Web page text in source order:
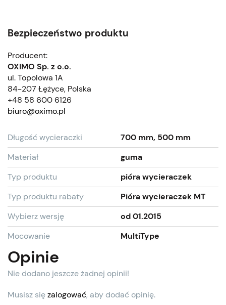
Bezpieczeństwo produktu
Producent:
OXIMO Sp. z o.o.
ul. Topolowa 1A
84-207 Łężyce, Polska
+48 58 600 6126
biuro@oximo.pl
Długość wycieraczki
700 mm, 500 mm
Materiał
guma
Typ produktu
pióra wycieraczek
Typ produktu rabaty
Pióra wycieraczek MT
Wybierz wersję
od 01.2015
Mocowanie
MultiType
Opinie
Nie dodano jeszcze żadnej opinii!
Musisz sięzalogować, aby dodać opinię.